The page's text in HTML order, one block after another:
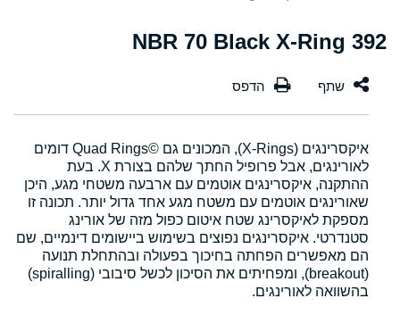
392 NBR 70 Black X-Ring
איקסרינגים (X-Rings), המכונים גם Quad Rings©‎ דומים
לאורינגים, אבל פרופיל החתך שלהם בצורת X. בעת
ההתקנה, איקסרינגים אוטמים עם ארבעה משטחי מגע, היכן
שאורינגים אוטמים עם משטח מגע אחד גדול יותר. תכונה זו
מספקת לאיקסרינג שטח איטום כפול מזה של אורינג
סטנדרטי. איקסרינגים נפוצים בשימוש ביישומים דינמיים, שם
הם מאפשרים הפחתה בחיכוך בפעולה ובהתחלת תנועה
(breakout), ומפחיתים את הסיכון לכשל סיבובי (spiralling)
בהשוואה לאורינגים.